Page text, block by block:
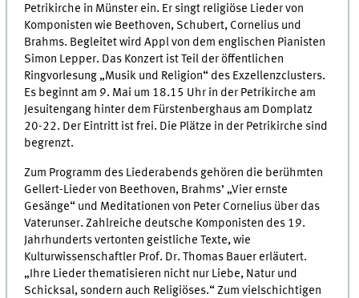
Petrikirche in Münster ein. Er singt religiöse Lieder von
Komponisten wie Beethoven, Schubert, Cornelius und
Brahms. Begleitet wird Appl von dem englischen Pianisten
Simon Lepper. Das Konzert ist Teil der öffentlichen
Ringvorlesung „Musik und Religion“ des Exzellenzclusters.
Es beginnt am 9. Mai um 18.15 Uhr in der Petrikirche am
Jesuitengang hinter dem Fürstenberghaus am Domplatz
20-22. Der Eintritt ist frei. Die Plätze in der Petrikirche sind
begrenzt.
Zum Programm des Liederabends gehören die berühmten
Gellert-Lieder von Beethoven, Brahms’ „Vier ernste
Gesänge“ und Meditationen von Peter Cornelius über das
Vaterunser. Zahlreiche deutsche Komponisten des 19.
Jahrhunderts vertonten geistliche Texte, wie
Kulturwissenschaftler Prof. Dr. Thomas Bauer erläutert.
„Ihre Lieder thematisieren nicht nur Liebe, Natur und
Schicksal, sondern auch Religiöses.“ Zum vielschichtigen